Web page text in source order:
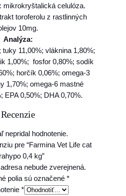
mikrokryštalická celulóza.
toroferolu z rastlinných
10mg.
Analýza:
tuky 11,00%; vláknina 1,80%;
1,00%; fosfor 0,80%; sodík
horčík 0,06%; omega-3
1,70%; omega-6 mastné
EPA 0,50%; DHA 0,70%.
Recenzie
nepridal hodnotenie.
pre “Farmina Vet Life cat
0,4 kg”
nebude zverejnená.
polia sú označené *
*